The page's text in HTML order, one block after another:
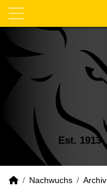
Est. 1913
Nachwuchs Archiv